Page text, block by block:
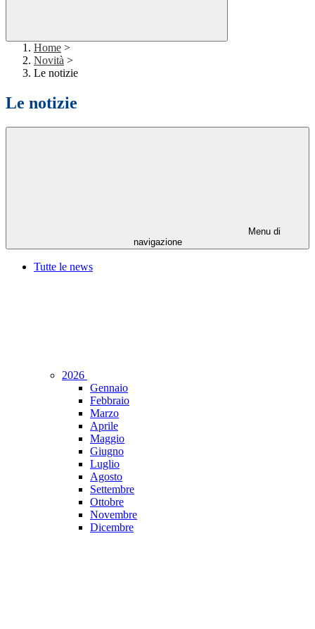
Home >
Novità >
Le notizie
Le notizie
Menu di
navigazione
Tutte le news
2026
Gennaio
Febbraio
Marzo
Aprile
Maggio
Giugno
Luglio
Agosto
Settembre
Ottobre
Novembre
Dicembre